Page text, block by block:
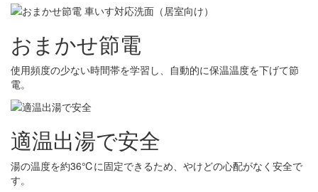
おまかせ節電
使用頻度の少ない時間帯を学習し、自動的に保温温度を下げて節
電。
適温出湯で安全
湯の温度を約36℃に固定できるため、やけどの心配がなく安全で
す。